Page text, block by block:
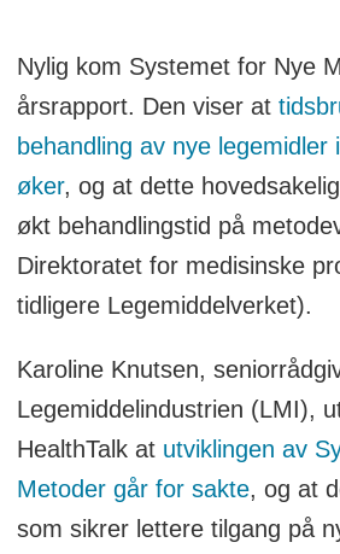
Nylig kom Systemet for Nye
årsrapport. Den viser at
behandling av nye legemidler
øker, og at dette
økt behandlingstid på
Direktoratet for medisinske
tidligere Legemiddelverket).
Karoline Knutsen,
Legemiddelindustrien (LMI),
HealthTalk at utviklingen av
Metoder går for sakte, og at
som sikrer lettere tilgang på